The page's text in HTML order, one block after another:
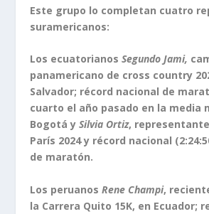
Este grupo lo completan cuatro
suramericanos:
Los ecuatorianosSegundo Jami,
panamericano de cross country
Salvador; récord nacional de
cuarto el año pasado en la media
Bogotá ySilvia Ortiz,
París 2024 y récord nacional
de maratón.
Los peruanosRene Champi,
la Carrera Quito 15K, en Ecuador;